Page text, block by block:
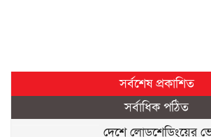
সর্বশেষ প্রকাশিত
সর্বাধিক পঠিত
দেশে লোডশেডিংয়ের